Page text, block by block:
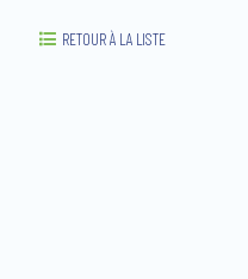
RETOUR À LA LISTE